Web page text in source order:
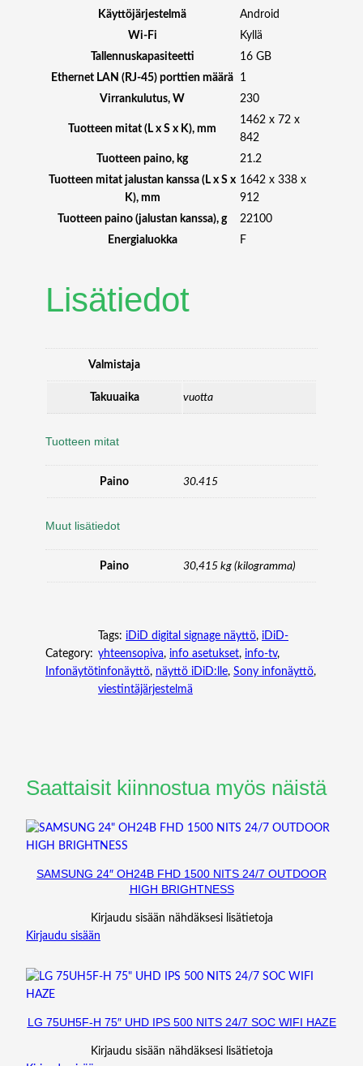
Käyttöjärjestelmä
Android
Wi-Fi
Kyllä
Tallennuskapasiteetti
16 GB
Ethernet LAN (RJ-45) porttien määrä
1
Virrankulutus, W
230
Tuotteen mitat (L x S x K), mm
1462 x 72 x
842
Tuotteen paino, kg
21.2
Tuotteen mitat jalustan kanssa (L x S x
K), mm
1642 x 338 x
912
Tuotteen paino (jalustan kanssa), g
22100
Energialuokka
F
Lisätiedot
Valmistaja
Takuuaika vuotta
Tuotteen mitat
Paino 30.415
Muut lisätiedot
Paino 30,415 kg (kilogramma)
Category:
Infonäytöt
Tags: iDiD digital signage näyttö, iDiD-
yhteensopiva, info asetukset, info-tv
infonäyttö, näyttö iDiD:lle, Sony infonäyttö
viestintäjärjestelmä
Saattaisit kiinnostua myös näistä
SAMSUNG 24″ OH24B FHD 1500 NITS 24/7 OUTDOOR
HIGH BRIGHTNESS
Kirjaudu sisään nähdäksesi lisätietoja
Kirjaudu sisään
LG 75UH5F-H 75″ UHD IPS 500 NITS 24/7 SOC WIFI HAZE
Kirjaudu sisään nähdäksesi lisätietoja